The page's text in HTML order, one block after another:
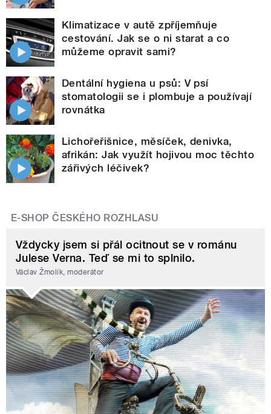
Klimatizace v autě zpříjemňuje
cestování. Jak se o ni starat a co
můžeme opravit sami?
Dentální hygiena u psů: V psí
stomatologii se i plombuje a používají
rovnátka
Lichořeřišnice, měsíček, denivka,
afrikán: Jak využít hojivou moc těchto
zářivých léčivek?
E-SHOP ČESKÉHO ROZHLASU
Vždycky jsem si přál ocitnout se v románu
Julese Verna. Teď se mi to splnilo.
Václav Žmolík, moderátor